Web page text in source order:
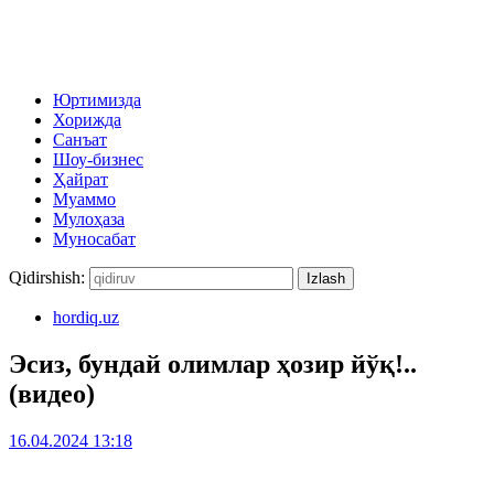
Юртимизда
Хорижда
Санъат
Шоу-бизнес
Ҳайрат
Муаммо
Мулоҳаза
Муносабат
Qidirshish:
hordiq.uz
Эсиз, бундай олимлар ҳозир йўқ!..
(видео)
16.04.2024 13:18